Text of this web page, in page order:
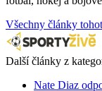
Všechny články
Další články z
Nate Diaz